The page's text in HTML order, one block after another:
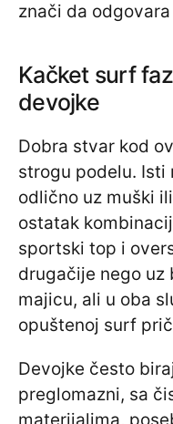
znači da
Kačket surf
devojke
Dobra stvar kod
strogu podelu. Isti
odlično uz muški
ostatak
sportski top i
drugačije nego uz
majicu, ali u oba
opuštenoj surf
Devojke često
preglomazni, sa